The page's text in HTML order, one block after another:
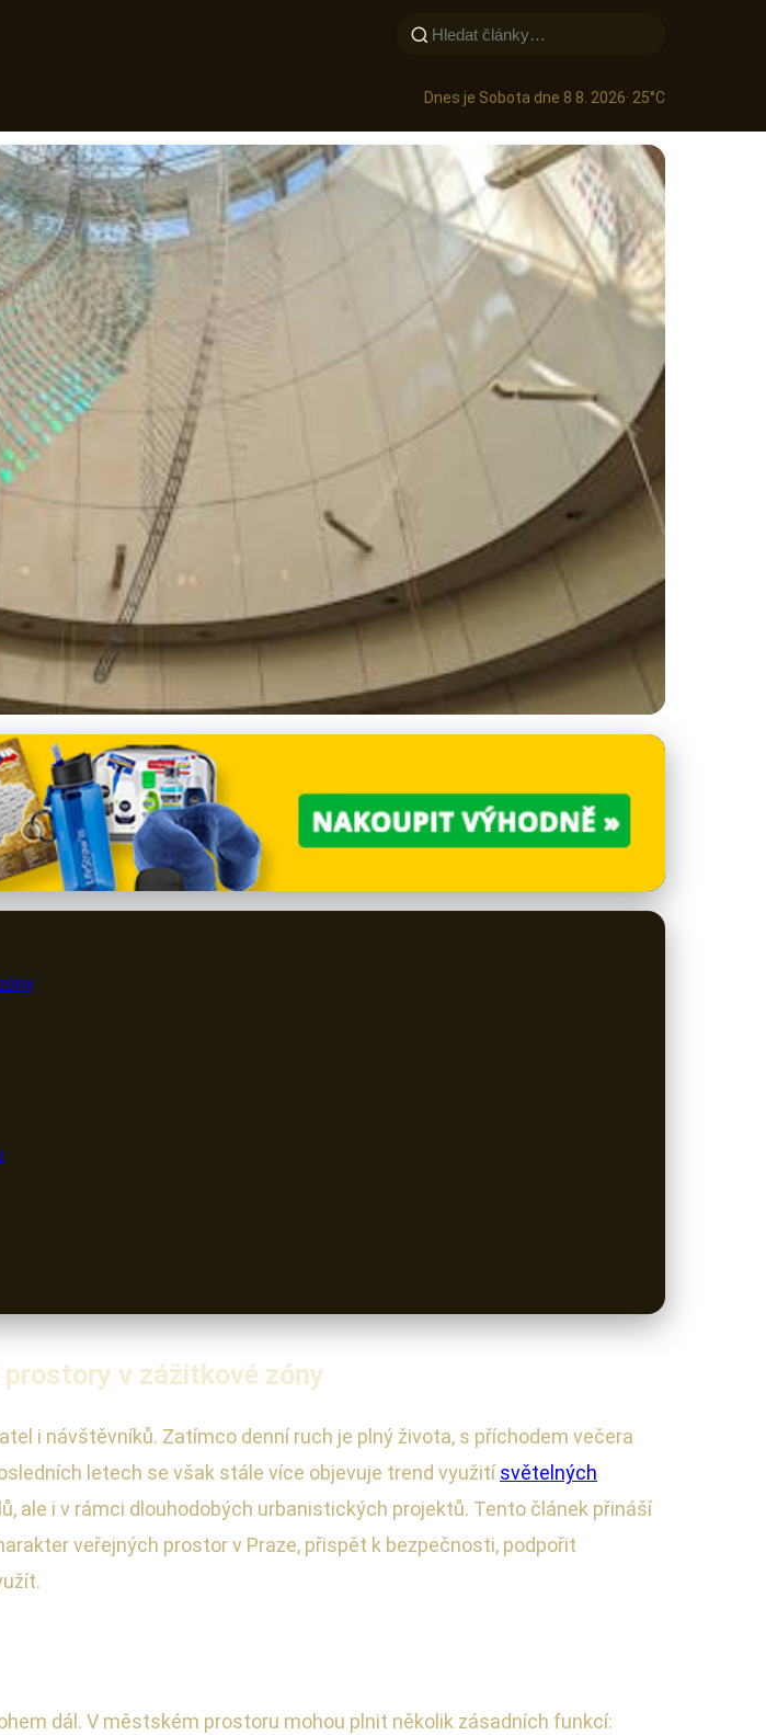
Dnes je Sobota dne 8 8. 2026· 25°C
Veřejných Prostorů
v zážitkové zóny
i návštěvníků. Zatímco denní ruch je plný života, s příchodem večera
letech se však stále více objevuje trend využitísvětelných
i v rámci dlouhodobých urbanistických projektů. Tento článek přináší
veřejných prostor v Praze, přispět k bezpečnosti, podpořit
dál. V městském prostoru mohou plnit několik zásadních funkcí: